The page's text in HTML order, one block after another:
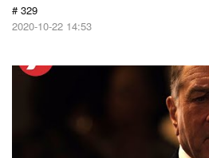
# 329
2020-10-22 14:53